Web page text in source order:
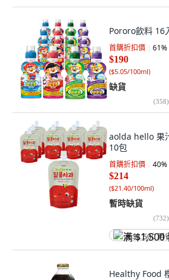
Pororo飲料 16
首購折扣價 61%
$190
($5.05/100ml)
缺貨
(358)
aolda hello 果
10包
首購折扣價 40%
$214
($21.40/100ml)
暫時缺貨
(732)
满 $1,500 再
Healthy Food